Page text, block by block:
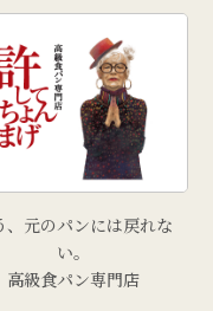
、元のパンには戻れな
い。
高級食パン専門店